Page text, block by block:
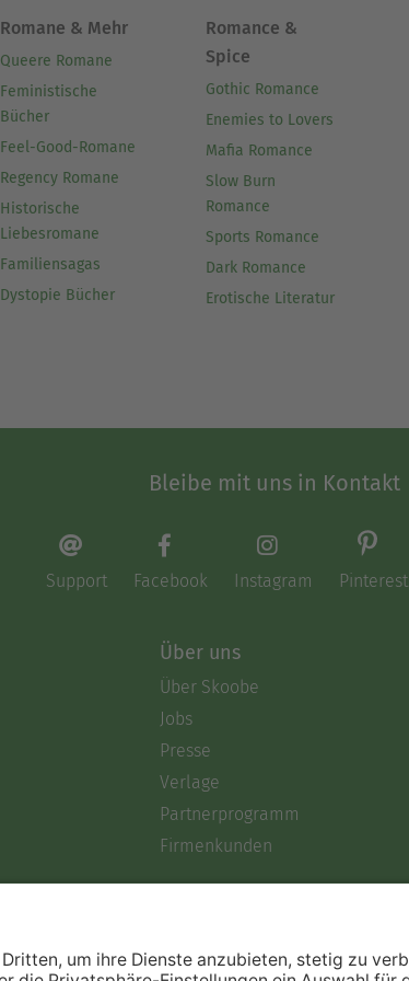
Romane & Mehr
Queere Romane
Feministische
Bücher
Feel-Good-Romane
Regency Romane
Historische
Liebesromane
Familiensagas
Dystopie Bücher
Romance &
Spice
Gothic Romance
Enemies to Lovers
Mafia Romance
Slow Burn
Romance
Sports Romance
Dark Romance
Erotische Literatur
Bleibe mit uns in Kontakt
Support Facebook Instagram Pinterest
Über uns
Über Skoobe
Jobs
Presse
Verlage
Partnerprogramm
Firmenkunden